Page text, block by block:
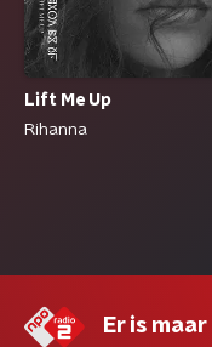
Lift Me Up
Rihanna
Er is maar